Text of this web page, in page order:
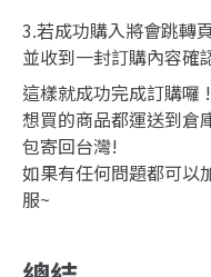
3.若成功購入將會跳轉
並收到一封訂購內容確
這樣就成功完成訂購囉 !
想買的商品都運送到倉
包寄回台灣!
如果有任何問題都可以
服~